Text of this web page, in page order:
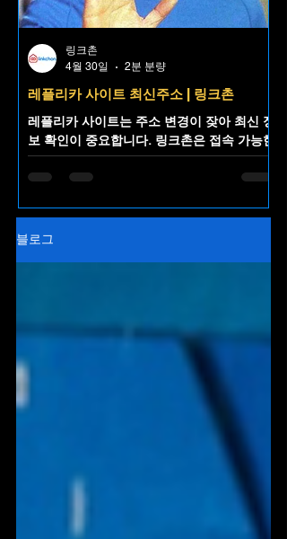
레플리카 사이트 최신주소 | 링크촌
레플리카 사이트는 주소 변경이 잦아 최신 정
보 확인이 중요합니다. 링크촌은 접속 가능한
레플리카 사이트 최신주소를 한곳에 정리해
제공하는 주소모음 플랫폼으로, 불필요한 검
링크촌
4월 30일
2분 분량
블로그